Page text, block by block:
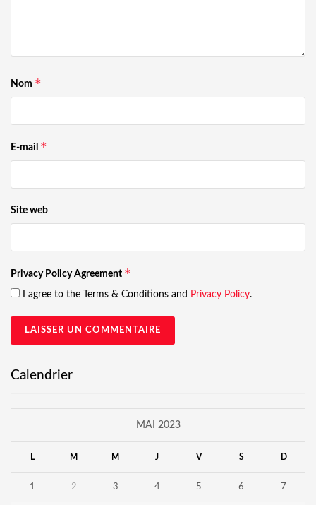
Nom *
E-mail *
Site web
Privacy Policy Agreement *
I agree to the Terms & Conditions and Privacy Policy.
Calendrier
MAI 2023
L M M J V S D
1 2 3 4 5 6 7